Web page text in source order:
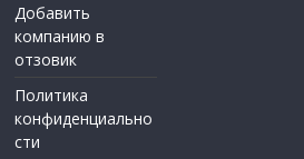
Добавить
компанию в
отзовик
Политика
конфиденциально
сти